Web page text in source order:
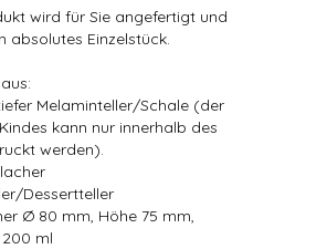
wird für Sie angefertigt und
absolutes Einzelstück.
Melaminteller/Schale (der
kann nur innerhalb des
werden).
Dessertteller
Ø 80 mm, Höhe 75 mm,
ml